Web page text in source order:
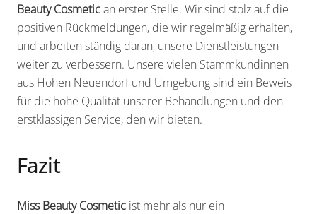
Beauty Cosmetican erster Stelle. Wir sind stolz auf die
positiven Rückmeldungen, die wir regelmäßig erhalten,
und arbeiten ständig daran, unsere Dienstleistungen
weiter zu verbessern. Unsere vielen Stammkundinnen
aus Hohen Neuendorf und Umgebung sind ein Beweis
für die hohe Qualität unserer Behandlungen und den
erstklassigen Service, den wir bieten.
Fazit
Miss Beauty Cosmetic ist mehr als nur ein